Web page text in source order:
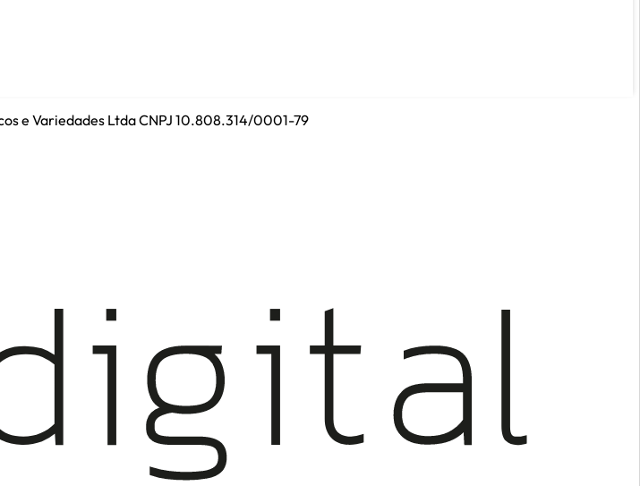
e Variedades Ltda CNPJ 10.808.314/0001-79